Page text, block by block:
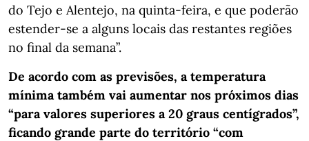
do Tejo e Alentejo, na quinta-feira, e que poderão
estender-se a alguns locais das restantes regiões
no final da semana”.
De acordo com as previsões, a temperatura
mínima também vai aumentar nos próximos dias
“para valores superiores a 20 graus centígrados”,
ficando grande parte do território “com